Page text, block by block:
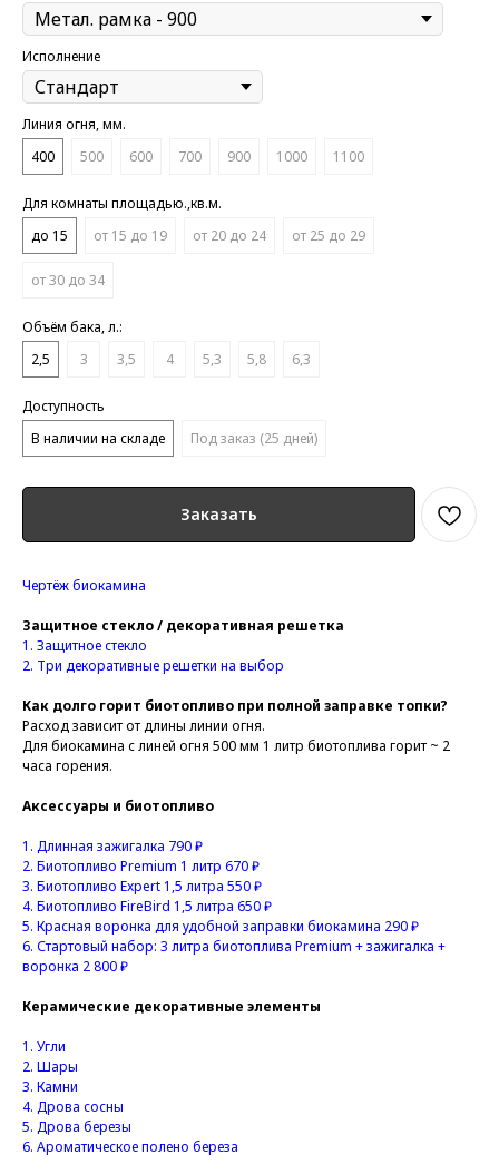
Исполнение
Линия огня, мм.
400
500 600 700 900 1000 1100
Для комнаты площадью.,кв.м.
до 15
от 15 до 19 от 20 до 24 от 25 до 29
от 30 до 34
Объём бака, л.:
2,5
3 3,5 4 5,3 5,8 6,3
Доступность
В наличии на складе
Под заказ (25 дней)
Заказать
Чертёж биокамина
Защитное стекло / декоративная решетка
1. Защитное стекло
2. Три декоративные решетки на выбор
Как долго горит биотопливо при полной заправке топки?
Расход зависит от длины линии огня.
Для биокамина с линей огня 500 мм 1 литр биотоплива горит ~ 2
часа горения.
Аксессуары и биотопливо
1. Длинная зажигалка 790 ₽
2. Биотопливо Premium 1 литр 670 ₽
3. Биотопливо Expert 1,5 литра 550 ₽
4. Биотопливо FireBird 1,5 литра 650 ₽
5. Красная воронка для удобной заправки биокамина 290 ₽
6. Стартовый набор: 3 литра биотоплива Premium + зажигалка +
воронка 2 800 ₽
Керамические декоративные элементы
1. Угли
2. Шары
3. Камни
4. Дрова сосны
5. Дрова березы
6. Ароматическое полено береза